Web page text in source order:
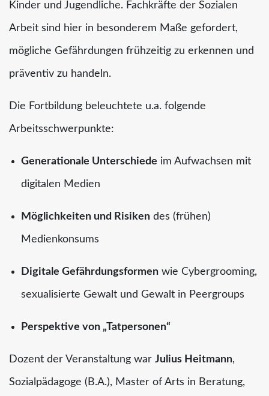
Kinder und Jugendliche. Fachkräfte der Sozialen
Arbeit sind hier in besonderem Maße gefordert,
mögliche Gefährdungen frühzeitig zu erkennen und
präventiv zu handeln.
Die Fortbildung beleuchtete u.a. folgende
Arbeitsschwerpunkte:
Generationale Unterschiede im Aufwachsen mit
digitalen Medien
Möglichkeiten und Risiken des (frühen)
Medienkonsums
Digitale Gefährdungsformen wie Cybergrooming,
sexualisierte Gewalt und Gewalt in Peergroups
Perspektive von „Tatpersonen“
Dozent der Veranstaltung war Julius Heitmann,
Sozialpädagoge (B.A.), Master of Arts in Beratung,